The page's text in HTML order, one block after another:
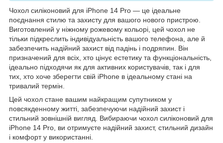
Чохол силіконовий для iPhone 14 Pro — це ідеальне
поєднання стилю та захисту для вашого нового пристрою.
Виготовлений у ніжному рожевому кольорі, цей чохол не
тільки підкреслить індивідуальність вашого телефона, але й
забезпечить надійний захист від падінь і подряпин. Він
призначений для всіх, хто цінує естетику та функціональність,
ідеально підходячи як для активних користувачів, так і для
тих, хто хоче зберегти свій iPhone в ідеальному стані на
тривалий термін.
Цей чохол стане вашим найкращим супутником у
повсякденному житті, забезпечуючи надійний захист і
стильний зовнішній вигляд. Вибираючи чохол силіконовий для
iPhone 14 Pro, ви отримуєте надійний захист, стильний дизайн
і комфорт у використанні.